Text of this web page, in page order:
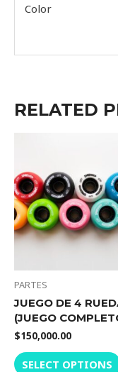
Color
RELATED
PARTES
JUEGO DE 4
(JUEGO
$150,000.00
SELECT OPTIONS